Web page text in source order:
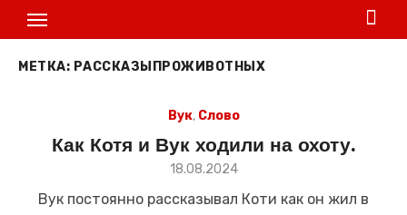
МЕТКА: РАССКАЗЫПРОЖИВОТНЫХ
Вук, Слово
Как Котя и Вук ходили на охоту.
Размещено
18.08.2024
Вук постоянно рассказывал Коти как он жил в